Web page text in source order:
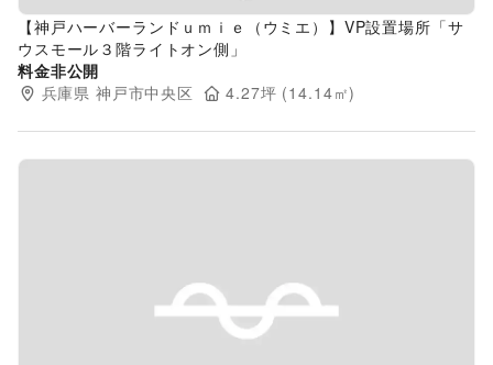
【神戸ハーバーランドｕｍｉｅ（ウミエ）】VP設置場所「サ
ウスモール３階ライトオン側」
料金非公開
兵庫県 神戸市中央区 4.27坪 (14.14㎡)
Previous slide